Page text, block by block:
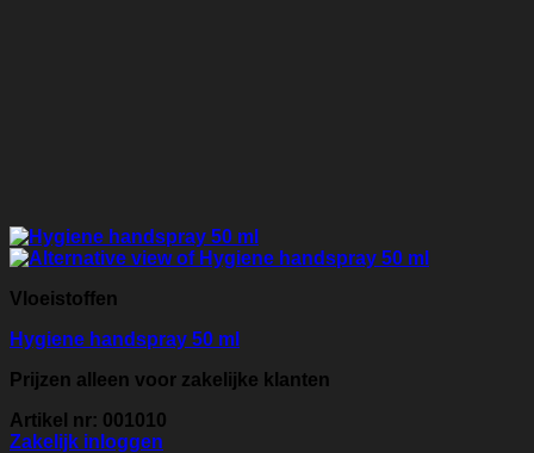
Vloeistoffen
Hygiene handspray 50 ml
Prijzen alleen voor zakelijke klanten
Artikel nr: 001010
Zakelijk inloggen